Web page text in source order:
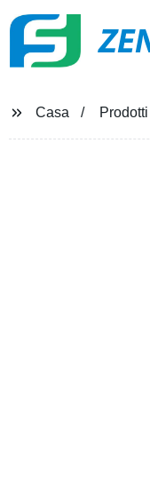
Casa Prodotti